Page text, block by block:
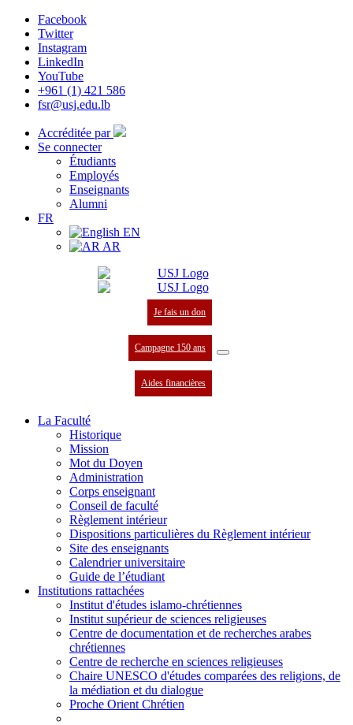
Facebook
Twitter
Instagram
LinkedIn
YouTube
+961 (1) 421 586
fsr@usj.edu.lb
Accréditée par
Se connecter
Étudiants
Employés
Enseignants
Alumni
FR
EN
AR
Je fais un don
Campagne 150 ans
Aides financières
La Faculté
Historique
Mission
Mot du Doyen
Administration
Corps enseignant
Conseil de faculté
Règlement intérieur
Dispositions particulières du Règlement intérieur
Site des enseignants
Calendrier universitaire
Guide de l’étudiant
Institutions rattachées
Institut d'études islamo-chrétiennes
Institut supérieur de sciences religieuses
Centre de documentation et de recherches arabes
chrétiennes
Centre de recherche en sciences religieuses
Chaire UNESCO d'études comparées des religions, de
la médiation et du dialogue
Proche Orient Chrétien